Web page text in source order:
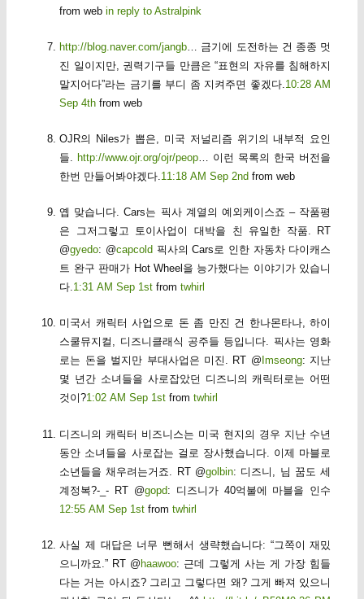
from web in reply to Astralpink
http://blog.naver.com/jangb… 금기에 도전하는 건 종종 멋
진 일이지만, 권력기구들 만큼은 “표현의 자유를 침해하지
말지어다”라는 금기를 부디 좀 지켜주면 좋겠다.10:28 AM
Sep 4th from web
OJR의 Niles가 뽑은, 미국 저널리즘 위기의 내부적 요인
들. http://www.ojr.org/ojr/peop… 이런 목록의 한국 버전을
한번 만들어봐야겠다.11:18 AM Sep 2nd from web
옙 맞습니다. Cars는 픽사 계열의 예외케이스죠 – 작품평
은 그저그렇고 토이사업이 대박을 친 유일한 작품. RT
@gyedo: @capcold 픽사의 Cars로 인한 자동차 다이캐스
트 완구 판매가 Hot Wheel을 능가했다는 이야기가 있습니
다.1:31 AM Sep 1st fromtwhirl
미국서 캐릭터 사업으로 돈 좀 만진 건 한나몬타나, 하이
스쿨뮤지컬, 디즈니클래식 공주들 등입니다. 픽사는 영화
로는 돈을 벌지만 부대사업은 미진. RT @ Imseong: 지난
몇 년간 소녀들을 사로잡았던 디즈니의 캐릭터로는 어떤
것이?1:02 AM Sep 1st fromtwhirl
디즈니의 캐릭터 비즈니스는 미국 현지의 경우 지난 수년
동안 소녀들을 사로잡는 걸로 장사했습니다. 이제 마블로
소년들을 채우려는거죠. RT @golbin: 디즈니, 님 꿈도 세
계정복?-_- RT @gopd: 디즈니가 40억불에 마블을 인수
12:55 AM Sep 1st fromtwhirl
사실 제 대답은 너무 뻔해서 생략했습니다: “그쪽이 재밌
으니까요.” RT @haawoo: 근데 그렇게 사는 게 가장 힘들
다는 거는 아시죠? 그리고 그렇다면 왜? 그게 빠져 있으니